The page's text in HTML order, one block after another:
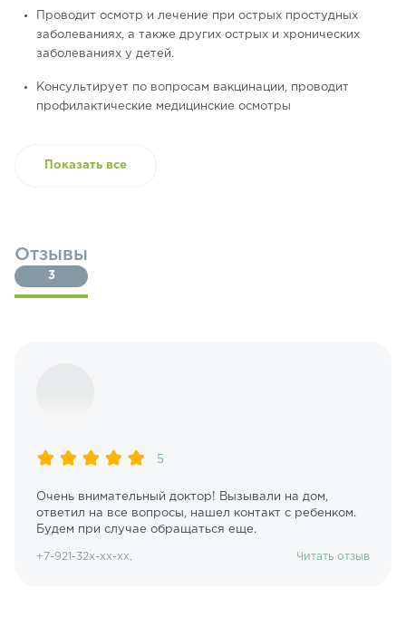
Проводит осмотр и лечение при острых простудных
заболеваниях, а также других острых и хронических
заболеваниях у детей.
Консультирует по вопросам вакцинации, проводит
профилактические медицинские осмотры
Показать все
Отзывы
3
5
Очень внимательный доктор! Вызывали на дом,
ответил на все вопросы, нашел контакт с ребенком.
Будем при случае обращаться еще.
+7-921-32х-хх-хх, Читать отзыв